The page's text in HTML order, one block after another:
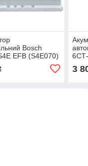
Bosch
EFB (S4E070)
3